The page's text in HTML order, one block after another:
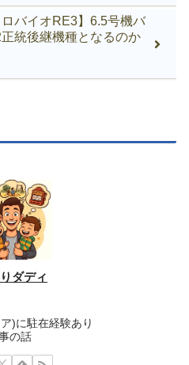
ロバイオRE3】6.5号機バ
統後継機種となるのか
ダディ
)に駐在経験あり
の話